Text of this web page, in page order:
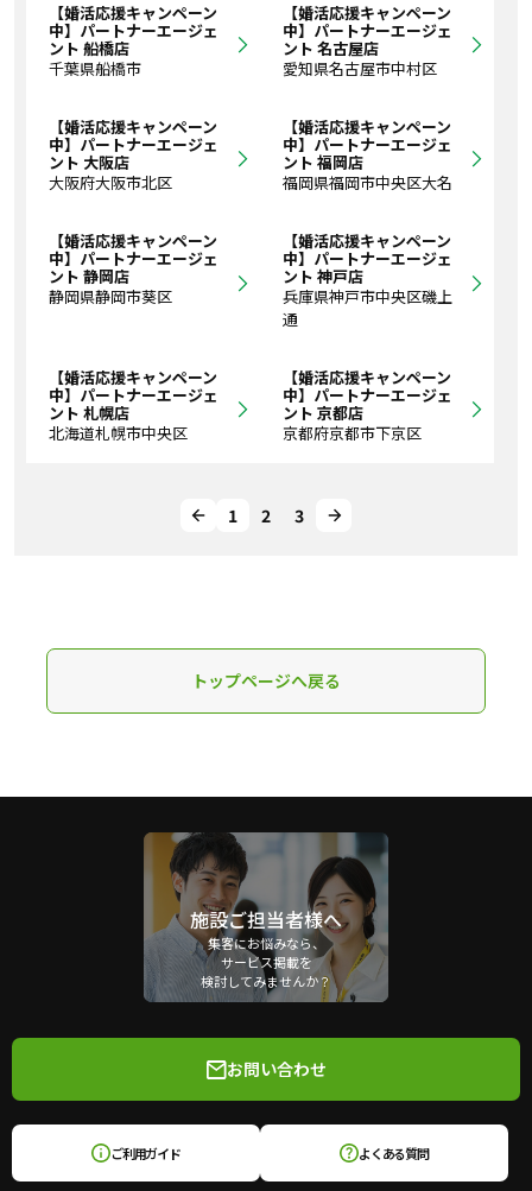
【婚活応援キャンペーン
中】パートナーエージェ
ント 船橋店
千葉県船橋市
【婚活応援キャンペーン
中】パートナーエージェ
ント 名古屋店
愛知県名古屋市中村区
【婚活応援キャンペーン
中】パートナーエージェ
ント 大阪店
大阪府大阪市北区
【婚活応援キャンペーン
中】パートナーエージェ
ント 福岡店
福岡県福岡市中央区大名
【婚活応援キャンペーン
中】パートナーエージェ
ント 静岡店
静岡県静岡市葵区
【婚活応援キャンペーン
中】パートナーエージェ
ント 神戸店
兵庫県神戸市中央区磯上
通
【婚活応援キャンペーン
中】パートナーエージェ
ント 札幌店
北海道札幌市中央区
【婚活応援キャンペーン
中】パートナーエージェ
ント 京都店
京都府京都市下京区
1 2 3
トップページへ戻る
施設ご担当者様へ
集客にお悩みなら、
サービス掲載を
検討してみませんか？
お問い合わせ
ご利用ガイド よくある質問